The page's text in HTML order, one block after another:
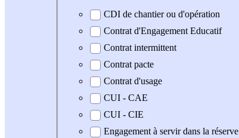
CDI de chantier ou d'opération
Contrat d'Engagement Educatif
Contrat intermittent
Contrat pacte
Contrat d'usage
CUI - CAE
CUI - CIE
Engagement à servir dans la réserve